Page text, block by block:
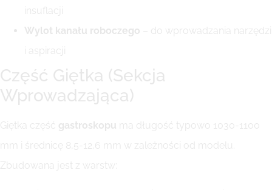
insuflacji
Wylot kanału roboczego – do wprowadzania narzędzi
i aspiracji
Część Giętka (Sekcja
Wprowadzająca)
Giętka część gastroskopu ma długość typowo 1030-1100
mm i średnicę 8,5-12,6 mm w zależności od modelu.
Zbudowana jest z warstw: